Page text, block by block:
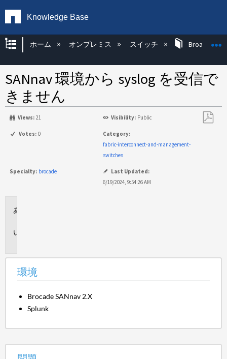
Knowledge Base
グローバル階層を展開/折りたたむ
ホーム オンプレミス スイッチ Broadcom
SANnav 環境から syslog を受信で
きません
Views: 21 Visibility: Public
Votes: 0
Category:
fabric-interconnect-and-management-
switches
Specialty: brocade
Last Updated:
6/19/2024, 9:54:26 AM
環境
Brocade SANnav 2.X
Splunk